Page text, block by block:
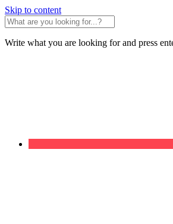
Skip to content
Write what you are looking for and press